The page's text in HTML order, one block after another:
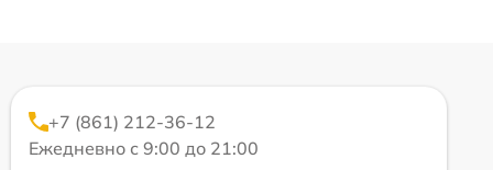
+7 (861) 212-36-12
Ежедневно с 9:00 до 21:00